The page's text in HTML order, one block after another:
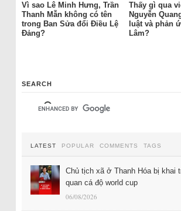
Vì sao Lê Minh Hưng, Trần
Thanh Mẫn không có tên
trong Ban Sửa đổi Điều Lệ
Đảng?
Thấy gì qua
Nguyễn
luật và phản
Lâm?
SEARCH
LATEST POPULAR COMMENTS TAGS
Chủ tịch xã ở Thanh Hóa bị khai
quan cá độ world cup
06/08/2026